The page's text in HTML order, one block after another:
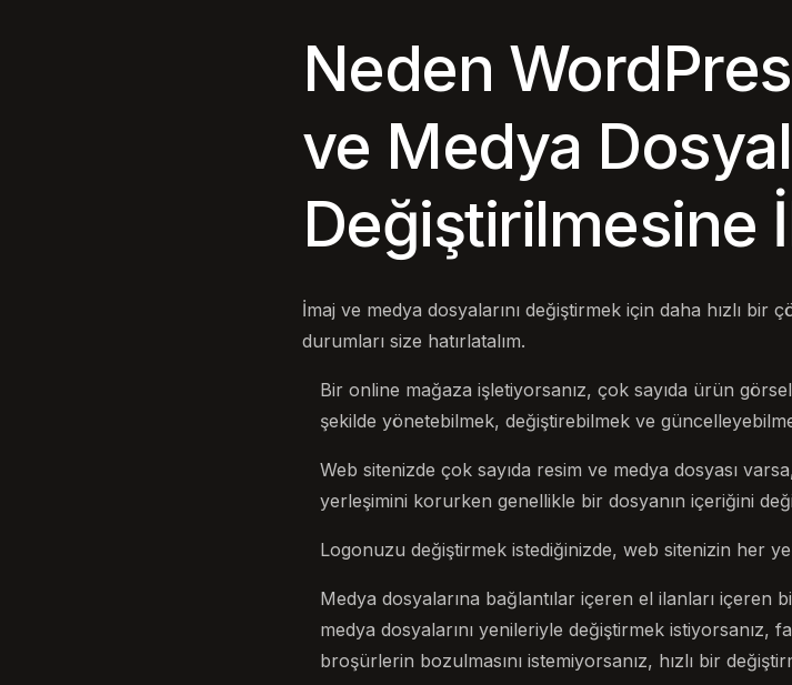
Neden
ve Medya
Değiştirilmesine
İmaj ve medya dosyalarını değiştirmek için daha hızlı bir
durumları size hatırlatalım.
Bir online mağaza işletiyorsanız, çok sayıda ürün
şekilde yönetebilmek, değiştirebilmek ve
Web sitenizde çok sayıda resim ve medya dosyası
yerleşimini korurken genellikle bir dosyanın içeriğini
Logonuzu değiştirmek istediğinizde, web sitenizin her
Medya dosyalarına bağlantılar içeren el ilanları içeren
medya dosyalarını yenileriyle değiştirmek istiyorsanız,
broşürlerin bozulmasını istemiyorsanız, hızlı bir